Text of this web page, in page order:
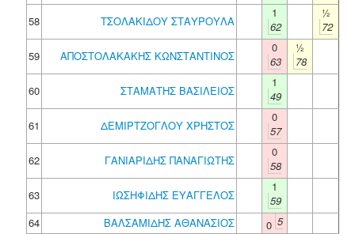
58
ΤΣΟΛΑΚΙΔΟΥ ΣΤΑΥΡΟΥΛΑ
1
62
½
72
59
ΑΠΟΣΤΟΛΑΚΑΚΗΣ ΚΩΝΣΤΑΝΤΙΝΟΣ
0
63
½
78
60
ΣΤΑΜΑΤΗΣ ΒΑΣΙΛΕΙΟΣ
1
49
61
ΔΕΜΙΡΤΖΟΓΛΟΥ ΧΡΗΣΤΟΣ
0
57
62
ΓΑΝΙΑΡΙΔΗΣ ΠΑΝΑΓΙΩΤΗΣ
0
58
63
ΙΩΣΗΦΙΔΗΣ ΕΥΑΓΓΕΛΟΣ
1
59
64
ΒΑΛΣΑΜΙΔΗΣ ΑΘΑΝΑΣΙΟΣ 0 5